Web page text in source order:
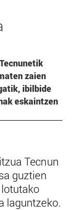
zaien
ibilbide
eskaintzen
Tecnun
guztien
laguntzeko.